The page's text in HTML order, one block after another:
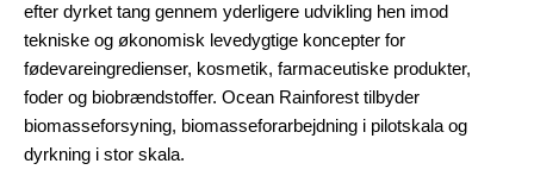
efter dyrket tang gennem yderligere udvikling hen imod
tekniske og økonomisk levedygtige koncepter for
fødevareingredienser, kosmetik, farmaceutiske produkter,
foder og biobrændstoffer. Ocean Rainforest tilbyder
biomasseforsyning, biomasseforarbejdning i pilotskala og
dyrkning i stor skala.